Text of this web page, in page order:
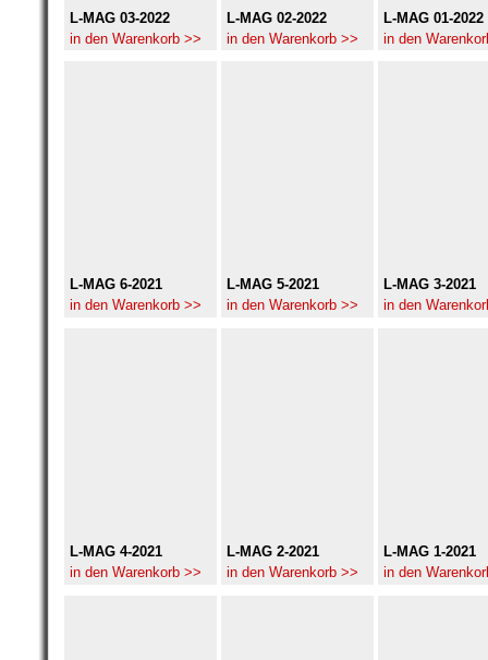
L-MAG 03-2022
in den Warenkorb >>
L-MAG 02-2022
in den Warenkorb >>
L-MAG 01-2022
in den
L-MAG 6-2021
in den Warenkorb >>
L-MAG 5-2021
in den Warenkorb >>
L-MAG 3-2021
in den
L-MAG 4-2021
in den Warenkorb >>
L-MAG 2-2021
in den Warenkorb >>
L-MAG 1-2021
in den